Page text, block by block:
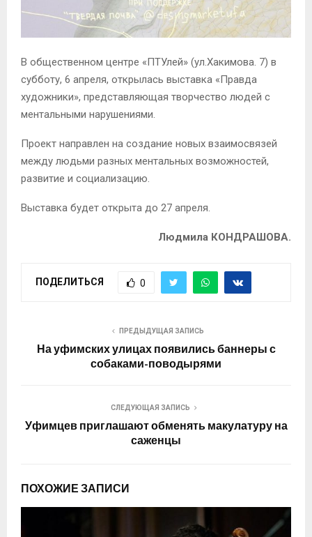
В общественном центре «ПТУлей» (ул.Хакимова. 7) в
субботу, 6 апреля, открылась выставка «Правда
художники», представляющая творчество людей с
ментальными нарушениями.
Проект направлен на создание новых взаимосвязей
между людьми разных ментальных возможностей,
развитие и социализацию.
Выставка будет открыта до 27 апреля.
Людмила КОНДРАШОВА.
ПОДЕЛИТЬСЯ 0
ПРЕДЫДУЩАЯ ЗАПИСЬ
На уфимских улицах появились баннеры с
собаками-поводырями
СЛЕДУЮЩАЯ ЗАПИСЬ
Уфимцев приглашают обменять макулатуру на
саженцы
ПОХОЖИЕ ЗАПИСИ